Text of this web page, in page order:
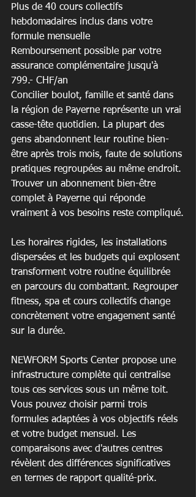
Plus de 40 cours collectifs
hebdomadaires inclus dans votre
formule mensuelle
Remboursement possible par votre
assurance complémentaire jusqu'à
799.- CHF/an
Concilier boulot, famille et santé dans
la région de Payerne représente un vrai
casse-tête quotidien. La plupart des
gens abandonnent leur routine bien-
être après trois mois, faute de solutions
pratiques regroupées au même endroit.
Trouver un abonnement bien-être
complet à Payerne qui réponde
vraiment à vos besoins reste compliqué.
Les horaires rigides, les installations
dispersées et les budgets qui explosent
transforment votre routine équilibrée
en parcours du combattant. Regrouper
fitness, spa et cours collectifs change
concrètement votre engagement santé
sur la durée.
NEWFORM Sports Center propose une
infrastructure complète qui centralise
tous ces services sous un même toit.
Vous pouvez choisir parmi trois
formules adaptées à vos objectifs réels
et votre budget mensuel. Les
comparaisons avec d'autres centres
révèlent des différences significatives
en termes de rapport qualité-prix.